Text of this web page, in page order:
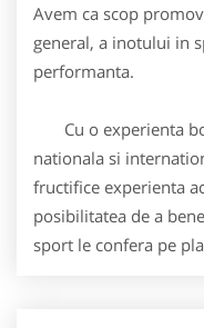
Avem ca scop
general, a inotului in
performanta.
Cu o experienta
nationala si
fructifice experienta
posibilitatea de a
sport le confera pe